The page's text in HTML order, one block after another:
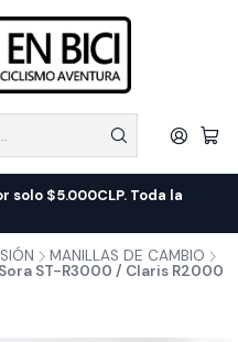
solo $5.000CLP. Toda la
MANILLAS DE CAMBIO
ST-R3000 / Claris R2000